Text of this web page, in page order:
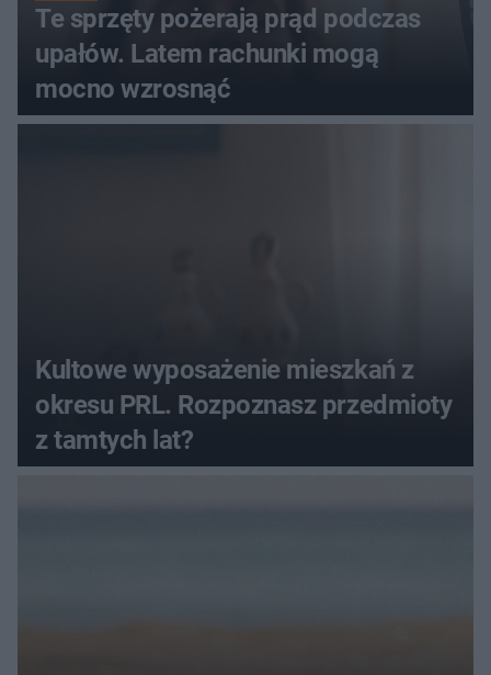
Te sprzęty pożerają prąd podczas
upałów. Latem rachunki mogą
mocno wzrosnąć
Kultowe wyposażenie mieszkań z
okresu PRL. Rozpoznasz przedmioty
z tamtych lat?